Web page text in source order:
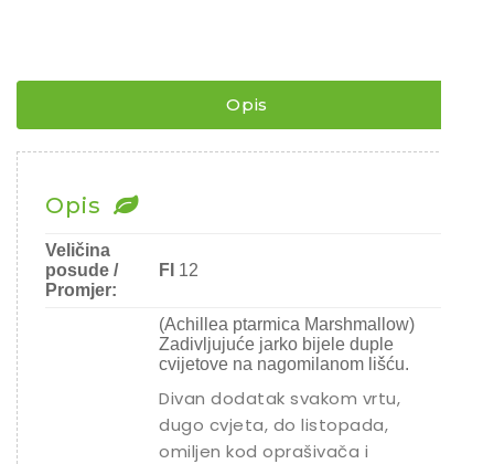
Ostalo sjeme
količina
Opis
Opis
Veličina
posude /
Promjer:
FI 12
(Achillea ptarmica Marshmallow)
Zadivljujuće jarko bijele duple
cvijetove na nagomilanom lišću.
Divan dodatak svakom vrtu,
dugo cvjeta, do listopada,
omiljen kod oprašivača i